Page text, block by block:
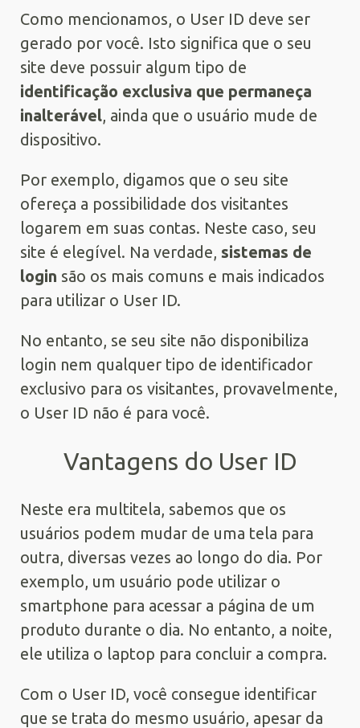
Como mencionamos, o User ID deve ser
gerado por você. Isto significa que o seu
site deve possuir algum tipo de
identificação exclusiva que permaneça
inalterável, ainda que o usuário mude de
dispositivo.
Por exemplo, digamos que o seu site
ofereça a possibilidade dos visitantes
logarem em suas contas. Neste caso, seu
site é elegível. Na verdade, sistemas de
login são os mais comuns e mais indicados
para utilizar o User ID.
No entanto, se seu site não disponibiliza
login nem qualquer tipo de identificador
exclusivo para os visitantes, provavelmente,
o User ID não é para você.
Vantagens do User ID
Neste era multitela, sabemos que os
usuários podem mudar de uma tela para
outra, diversas vezes ao longo do dia. Por
exemplo, um usuário pode utilizar o
smartphone para acessar a página de um
produto durante o dia. No entanto, a noite,
ele utiliza o laptop para concluir a compra.
Com o User ID, você consegue identificar
que se trata do mesmo usuário, apesar da